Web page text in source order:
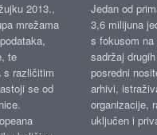
2013.,
mrežama
te
s različitim
se od
Jedan od
3,6 milijuna
s fokusom
sadržaj
posredni
arhivi,
organizacije,
uključen i